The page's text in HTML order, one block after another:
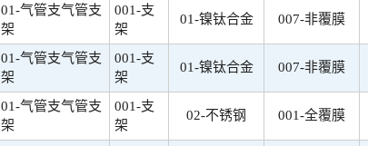
01-气管支气管支
架
001-支
架
01-镍钛合金 007-非覆膜
01-气管支气管支
架
001-支
架
01-镍钛合金 007-非覆膜
01-气管支气管支
架
001-支
架
02-不锈钢 001-全覆膜